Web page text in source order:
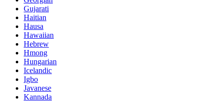
Gujarati
Haitian
Hausa
Hawaiian
Hebrew
Hmong
Hungarian
Icelandic
Igbo
Javanese
Kannada